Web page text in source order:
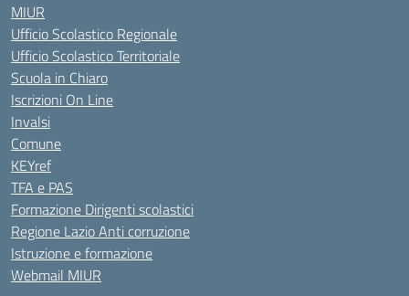
MIUR
Ufficio Scolastico Regionale
Ufficio Scolastico Territoriale
Scuola in Chiaro
Iscrizioni On Line
Invalsi
Comune
KEYref
TFA e PAS
Formazione Dirigenti scolastici
Regione Lazio Anti corruzione
Istruzione e formazione
Webmail MIUR